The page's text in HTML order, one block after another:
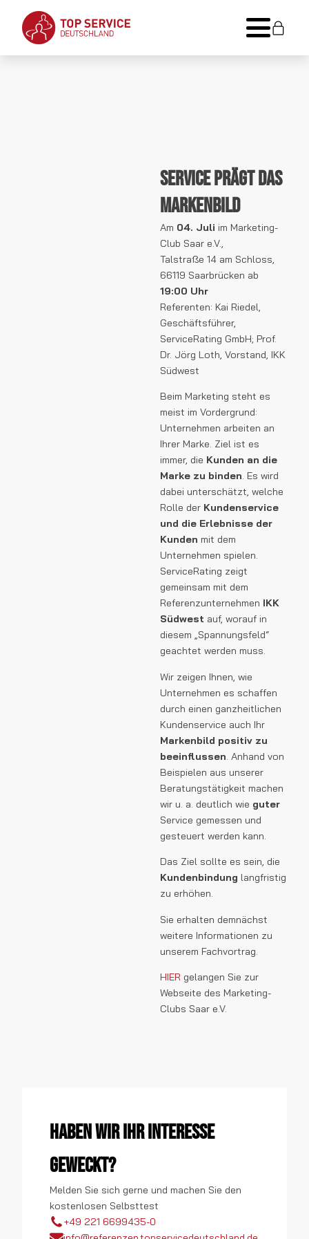
Service prägt das
Markenbild
Am 04. Juli im Marketing-
Club Saar e.V.,
Talstraße 14 am Schloss,
66119 Saarbrücken ab
19:00 Uhr
Referenten: Kai Riedel,
Geschäftsführer,
ServiceRating GmbH; Prof.
Dr. Jörg Loth, Vorstand, IKK
Südwest
Beim Marketing steht es
meist im Vordergrund:
Unternehmen arbeiten an
Ihrer Marke. Ziel ist es
immer, die Kunden an die
Marke zu binden. Es wird
dabei unterschätzt, welche
Rolle der Kunden­service
und die Erlebnisse der
Kunden mit dem
Unternehmen spielen.
ServiceRating zeigt
gemeinsam mit dem
Referenzunternehmen IKK
Südwest auf, worauf in
diesem „Spannungsfeld“
geachtet werden muss.
Wir zeigen Ihnen, wie
Unternehmen es schaffen
durch einen ganzheitlichen
Kundenservice auch Ihr
Markenbild positiv zu
beeinflussen. Anhand von
Beispielen aus unserer
Beratungstätigkeit machen
wir u. a. deutlich wie guter
Service gemessen und
gesteuert werden kann.
Das Ziel sollte es sein, die
Kundenbindung langfristig
zu erhöhen.
Sie erhalten demnächst
weitere Informationen zu
unserem Fachvortrag.
HIER gelangen Sie zur
Webseite des Marketing-
Clubs Saar e.V.
Haben wir Ihr Interesse
geweckt?
Melden Sie sich gerne und machen Sie den
kostenlosen Selbsttest
+49 221 6699435-0